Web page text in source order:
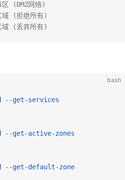
(DMZ网络)
(拒绝所有)
(丢弃所有)
bash
--get-services
--get-active-zones
--get-default-zone